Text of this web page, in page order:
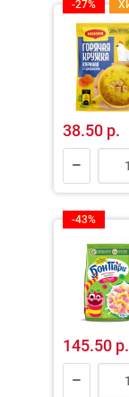
-27%
38.50 р.
-43%
145.50 р.